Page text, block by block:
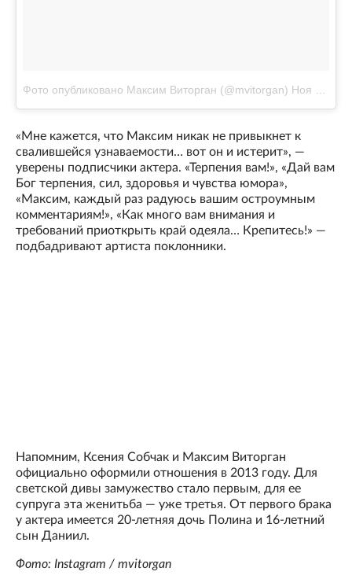
Фото опубликовано Максим Виторган (@mvitorgan) Ноя 11 2016 в 10:01 PST
«Мне кажется, что Максим никак не привыкнет к
свалившейся узнаваемости… вот он и истерит», —
уверены подписчики актера. «Терпения вам!», «Дай вам
Бог терпения, сил, здоровья и чувства юмора»,
«Максим, каждый раз радуюсь вашим остроумным
комментариям!», «Как много вам внимания и
требований приоткрыть край одеяла… Крепитесь!» —
подбадривают артиста поклонники.
Напомним, Ксения Собчак и Максим Виторган
официально оформили отношения в 2013 году. Для
светской дивы замужество стало первым, для ее
супруга эта женитьба — уже третья. От первого брака
у актера имеется 20-летняя дочь Полина и 16-летний
сын Даниил.
Фото: Instagram / mvitorgan